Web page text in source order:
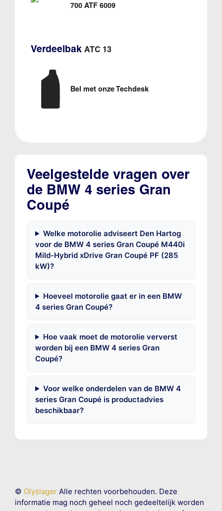
700 ATF 6009
Verdeelbak ATC 13
Bel met onze Techdesk
Veelgestelde vragen over
de BMW 4 series Gran
Coupé
Welke motorolie adviseert Den Hartog
voor de BMW 4 series Gran Coupé M440i
Mild-Hybrid xDrive Gran Coupé PF (285
kW)?
Hoeveel motorolie gaat er in een BMW
4 series Gran Coupé?
Hoe vaak moet de motorolie ververst
worden bij een BMW 4 series Gran
Coupé?
Voor welke onderdelen van de BMW 4
series Gran Coupé is productadvies
beschikbaar?
© OlyslagerAlle rechten voorbehouden. Deze
informatie mag noch geheel noch gedeeltelijk worden